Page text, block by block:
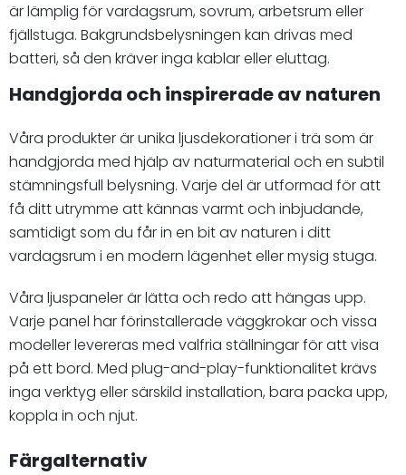
är lämplig för vardagsrum, sovrum, arbetsrum eller
fjällstuga. Bakgrundsbelysningen kan drivas med
batteri, så den kräver inga kablar eller eluttag.
Handgjorda och inspirerade av naturen
Våra produkter är unika ljusdekorationer i trä som är
handgjorda med hjälp av naturmaterial och en subtil
stämningsfull belysning. Varje del är utformad för att
få ditt utrymme att kännas varmt och inbjudande,
samtidigt som du får in en bit av naturen i ditt
vardagsrum i en modern lägenhet eller mysig stuga.
Våra ljuspaneler är lätta och redo att hängas upp.
Varje panel har förinstallerade väggkrokar och vissa
modeller levereras med valfria ställningar för att visa
på ett bord. Med plug-and-play-funktionalitet krävs
inga verktyg eller särskild installation, bara packa upp,
koppla in och njut.
Färgalternativ